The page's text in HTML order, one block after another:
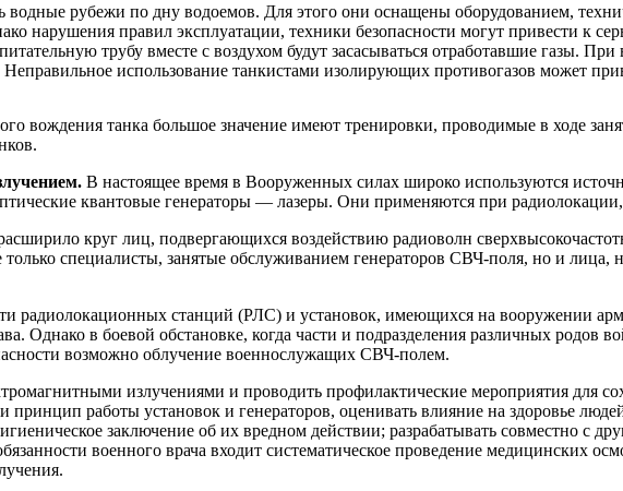
рубежи по дну водоемов. Для этого они оснащены оборудованием,
нарушения правил эксплуатации, техники безопасности могут привести к
трубу вместе с воздухом будут засасываться отработавшие газы.
использование танкистами изолирующих противогазов может
вождения танка большое значение имеют тренировки, проводимые в ходе
В настоящее время в Вооруженных силах широко используются
квантовые генераторы — лазеры. Они применяются при радиолокации,
круг лиц, подвергающихся воздействию радиоволн
только специалисты, занятые обслуживанием генераторов СВЧ-поля, но и
радиолокационных станций (РЛС) и установок, имеющихся на вооружении
Однако в боевой обстановке, когда части и подразделения различных родов
возможно облучение военнослужащих СВЧ-полем.
излучениями и проводить профилактические мероприятия для
принцип работы установок и генераторов, оценивать влияние на здоровье
заключение об их вредном действии; разрабатывать совместно с
военного врача входит систематическое проведение медицинских